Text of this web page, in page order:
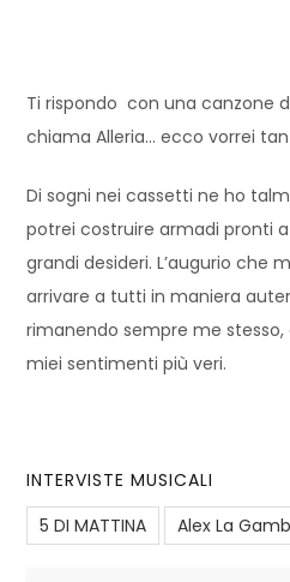
Ti rispondo con una canzone
chiama Alleria… ecco vorrei
Di sogni nei cassetti ne ho
potrei costruire armadi pronti
grandi desideri. L’augurio che
arrivare a tutti in maniera
rimanendo sempre me
miei sentimenti più veri.
INTERVISTE MUSICALI
5 DI MATTINA
Alex La